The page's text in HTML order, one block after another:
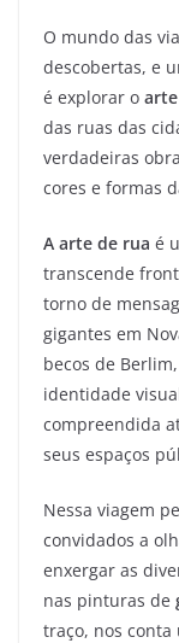
O mundo das
descobertas, e
é explorar o
das ruas das
verdadeiras
cores e formas
A arte de rua é
transcende
torno de
gigantes em
becos de
identidade
compreendida
seus espaços
Nessa viagem
convidados a
enxergar as
nas pinturas de
traço, nos